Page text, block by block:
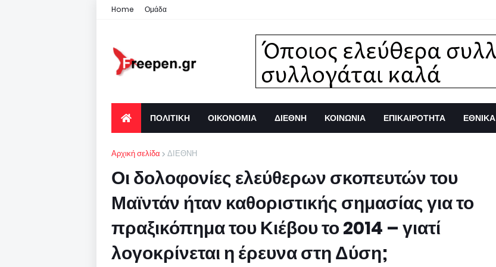
Home Ομάδα
ΠΟΛΙΤΙΚΗ ΟΙΚΟΝΟΜΙΑ ΔΙΕΘΝΗ ΚΟΙΝΩΝΙΑ ΕΠΙΚΑΙΡΟΤΗΤΑ ΕΘΝΙΚΑ
Αρχική σελίδα ΔΙΕΘΝΗ
Οι δολοφονίες ελεύθερων σκοπευτών του
Μαϊντάν ήταν καθοριστικής σημασίας για το
πραξικόπημα του Κιέβου το 2014 – γιατί
λογοκρίνεται η έρευνα στη Δύση;